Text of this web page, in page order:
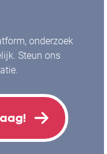
onderzoek
Steun ons